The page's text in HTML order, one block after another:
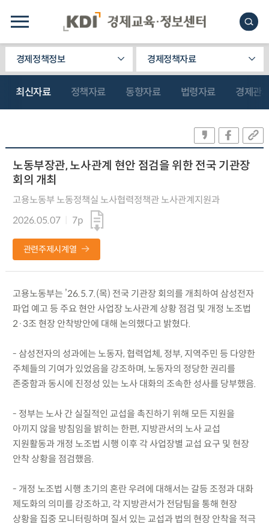
경제정책정보 경제정책자료
최신자료 정책자료 동향자료 법령자료 경제관
노동부장관, 노사관계 현안 점검을 위한 전국 기관장
회의 개최
고용노동부 노동정책실 노사협력정책관 노사관계지원과
2026.05.07
7p
관련주제시계열
고용노동부는 ’26.5.7.(목) 전국 기관장 회의를 개최하여 삼성전자
파업 예고 등 주요 현안 사업장 노사관계 상황 점검 및 개정 노조법
2·3조 현장 안착방안에 대해 논의했다고 밝혔다.
- 삼성전자의 성과에는 노동자, 협력업체, 정부, 지역주민 등 다양한
주체들의 기여가 있었음을 강조하며, 노동자의 정당한 권리를
존중함과 동시에 진정성 있는 노사 대화의 조속한 성사를 당부했음.
- 정부는 노사 간 실질적인 교섭을 촉진하기 위해 모든 지원을
아끼지 않을 방침임을 밝히는 한편, 지방관서의 노사 교섭
지원활동과 개정 노조법 시행 이후 각 사업장별 교섭 요구 및 현장
안착 상황을 점검했음.
- 개정 노조법 시행 초기의 혼란 우려에 대해서는 갈등 조정과 대화
제도화의 의미를 강조하고, 각 지방관서가 전담팀을 통해 현장
상황을 집중 모니터링하며 질서 있는 교섭과 법의 현장 안착을 적극